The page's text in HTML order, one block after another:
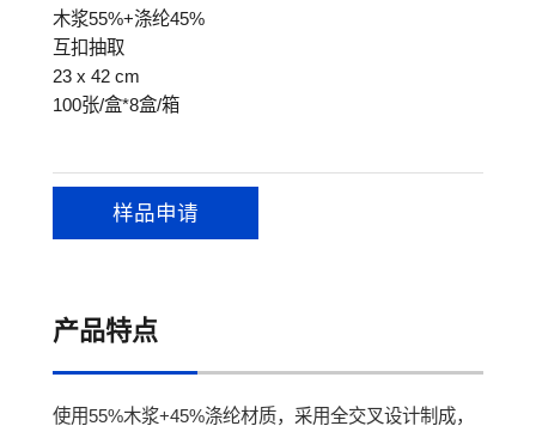
木浆55%+涤纶45%
互扣抽取
23 x 42 cm
100张/盒*8盒/箱
样品申请
产品特点
使用55%木浆+45%涤纶材质，采用全交叉设计制成，